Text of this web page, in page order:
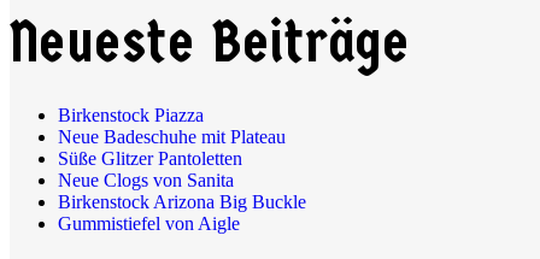
Neueste Beiträge
Birkenstock Piazza
Neue Badeschuhe mit Plateau
Süße Glitzer Pantoletten
Neue Clogs von Sanita
Birkenstock Arizona Big Buckle
Gummistiefel von Aigle